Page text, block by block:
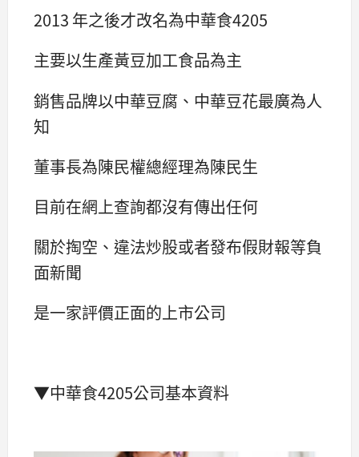
2013 年之後才改名為中華食4205
主要以生產黃豆加工食品為主
銷售品牌以中華豆腐、中華豆花最廣為人
知
董事長為陳民權總經理為陳民生
目前在網上查詢都沒有傳出任何
關於掏空、違法炒股或者發布假財報等負
面新聞
是一家評價正面的上市公司
▼中華食4205公司基本資料